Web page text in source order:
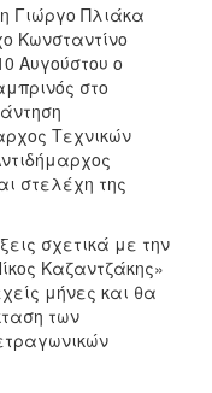
Γιώργο Πλιάκα
Κωνσταντίνο
Αυγούστου ο
στο
Τεχνικών
στελέχη της
σχετικά με την
Καζαντζάκης»
μήνες και θα
των